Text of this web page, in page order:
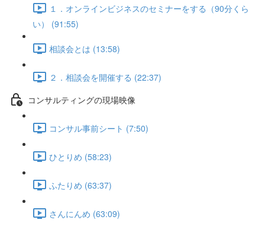
１．オンラインビジネスのセミナーをする（90分くら
い） (91:55)
相談会とは (13:58)
２．相談会を開催する (22:37)
コンサルティングの現場映像
コンサル事前シート (7:50)
ひとりめ (58:23)
ふたりめ (63:37)
さんにんめ (63:09)